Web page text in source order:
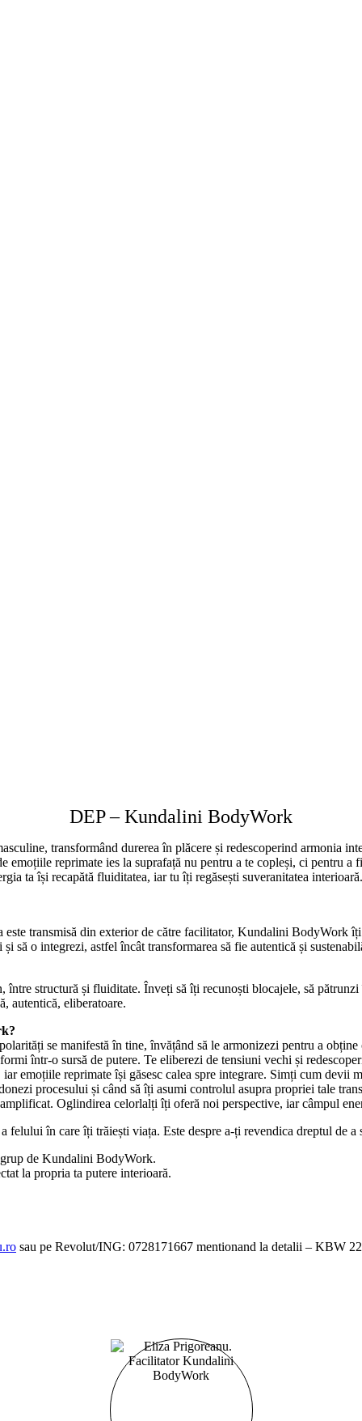
DEP – Kundalini BodyWork
transformând durerea în plăcere și redescoperind armonia
reprimate ies la suprafață nu pentru a te copleși, ci pentru
ta își recapătă fluiditatea, iar tu îți regăsești suveranitatea interioară.
este transmisă din exterior de către facilitator, Kundalini
să o integrezi, astfel încât transformarea să fie autentică și
structură și fluiditate. Înveți să îți recunoști blocajele, să
autentică, eliberatoare.
se manifestă în tine, învățând să le armonizezi pentru a
într-o sursă de putere. Te eliberezi de tensiuni vechi și
emoțiile reprimate își găsesc calea spre integrare. Simți cum devii
procesului și când să îți asumi controlul asupra propriei tale
Oglindirea celorlalți îți oferă noi perspective, iar câmpul
felului în care îți trăiești viața. Este despre a-ți revendica dreptul de
grup de Kundalini BodyWork.
la propria ta putere interioară.
sau pe Revolut/ING: 0728171667 mentionand la detalii – KBW